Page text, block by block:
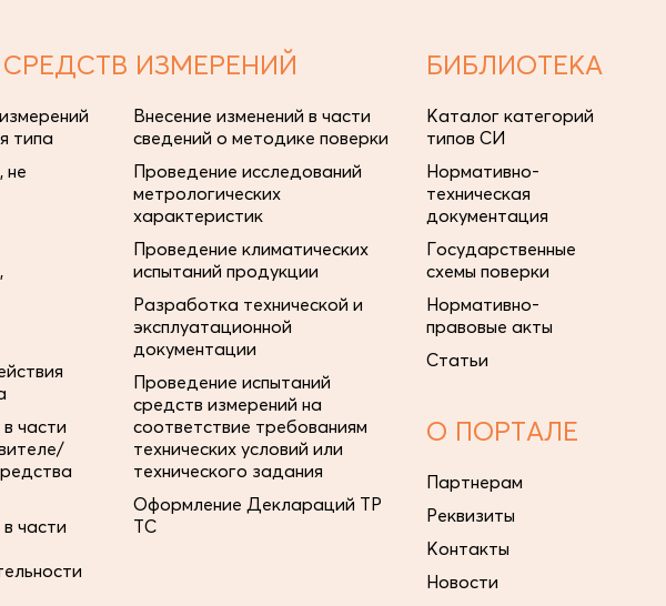
ИЗМЕРЕНИЙ
типа
не
части
части
Внесение изменений в части
сведений о методике поверки
Проведение исследований
метрологических
характеристик
Проведение климатических
испытаний продукции
Разработка технической и
эксплуатационной
документации
Проведение испытаний
средств измерений на
соответствие требованиям
технических условий или
технического задания
Оформление Деклараций ТР
ТС
БИБЛИОТЕКА
Каталог категорий
типов СИ
Нормативно-
техническая
документация
Государственные
схемы поверки
Нормативно-
правовые акты
Статьи
О ПОРТАЛЕ
Партнерам
Реквизиты
Контакты
Новости